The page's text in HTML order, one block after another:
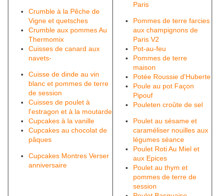
Crumble à la Pêche de
Vigne et quetsches
Crumble aux pommes Au
Thermomix
Cuisses de canard aux
navets-
Cuisse de dinde au vin
blanc et pommes de terre
de session
Cuisses de poulet à
l'estragon et à la moutarde
Cupcakes à la vanille
Cupcakes au chocolat de
pâques
Cupcakes Montres Verser
anniversaire
Paris
Pommes de terre farcies
aux champignons de
Paris V2
Pot-au-feu
Pommes de terre
maison
Potée Roussie d'Huberte
Poule au pot Façon
Pipouf
Pouleten croûte de sel
Poulet au sésame et
caraméliser nouilles aux
légumes séance
Poulet Roti Au Miel et
aux Epices
Poulet au thym et
pommes de terre de
session